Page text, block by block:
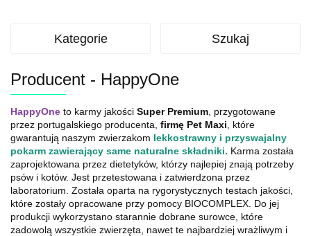
Kategorie Szukaj
Producent - HappyOne
HappyOne to karmy jakości Super Premium , przygotowane
przez portugalskiego producenta, firmę Pet Maxi , które
gwarantują naszym zwierzakom lekkostrawny i przyswajalny
pokarm zawierający same naturalne składniki. Karma została
zaprojektowana przez dietetyków, którzy najlepiej znają potrzeby
psów i kotów. Jest przetestowana i zatwierdzona przez
laboratorium. Została oparta na rygorystycznych testach jakości,
które zostały opracowane przy pomocy BIOCOMPLEX. Do jej
produkcji wykorzystano starannie dobrane surowce, które
zadowolą wszystkie zwierzęta, nawet te najbardziej wrażliwym i